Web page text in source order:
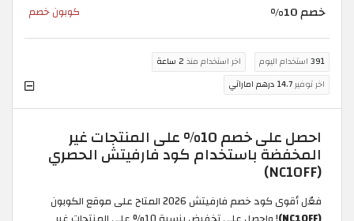
خصم 10% كوبون خصم
391 استخدام اليوم اخر استخدام منذ 2 ساعة
اخر توفير14.7 درهم اماراتي
احصل على خصم 10% على المنتجات غير
المخفضة باستخدام كود فارفيتش الحصري
(NC10FF)
فعّل أقوى كود خصم فارفيتش 2026 المتاح على موقع الكوبون